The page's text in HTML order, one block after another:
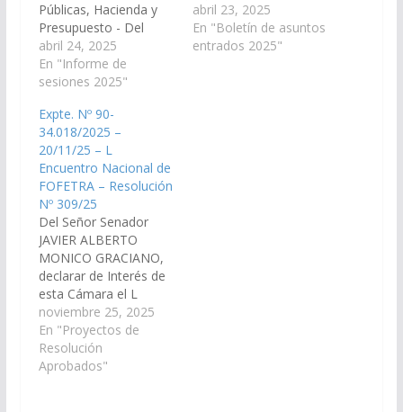
Públicas, Hacienda y
Presupuesto - Del
Senador Walter Abán,
viendo con agrado que
el Poder Ejecutivo
Ministerio de
Producción y
Desarrollo
Sustentable, disponga
las medidas y los
recursos necesarios
para dar asistencia
económica y financiera
a pequeños
productores afectados
por…
abril 24, 2025
En "Informe de
sesiones 2025"
Comunica que en
Sesión celebrada el…
abril 23, 2025
En "Boletín de asuntos
entrados 2025"
Expte. Nº 90-
34.018/2025 –
20/11/25 – L
Encuentro Nacional de
FOFETRA – Resolución
Nº 309/25
Del Señor Senador
JAVIER ALBERTO
MONICO GRACIANO,
declarar de Interés de
esta Cámara el L
Encuentro Nacional de
FOFETRA - Foro
Federal de Institutos y
Comisiones de
noviembre 25, 2025
En "Proyectos de
Resolución
Aprobados"